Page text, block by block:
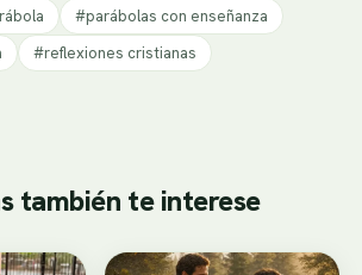
#parábolas con enseñanza
#reflexiones cristianas
también te interese